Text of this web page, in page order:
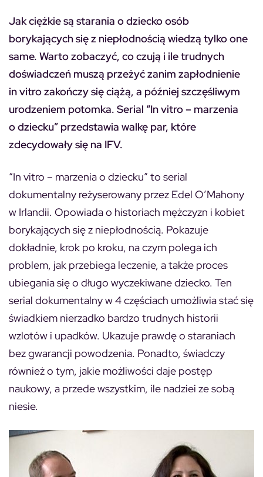
Jak ciężkie są starania o dziecko osób
borykających się z niepłodnością wiedzą tylko one
same. Warto zobaczyć, co czują i ile trudnych
doświadczeń muszą przeżyć zanim zapłodnienie
in vitro zakończy się ciążą, a później szczęśliwym
urodzeniem potomka. Serial “In vitro – marzenia
o dziecku” przedstawia walkę par, które
zdecydowały się na IFV.
“In vitro – marzenia o dziecku” to serial
dokumentalny reżyserowany przez Edel O’Mahony
w Irlandii. Opowiada o historiach mężczyzn i kobiet
borykających się z niepłodnością. Pokazuje
dokładnie, krok po kroku, na czym polega ich
problem, jak przebiega leczenie, a także proces
ubiegania się o długo wyczekiwane dziecko. Ten
serial dokumentalny w 4 częściach umożliwia stać się
świadkiem nierzadko bardzo trudnych historii
wzlotów i upadków. Ukazuje prawdę o staraniach
bez gwarancji powodzenia. Ponadto, świadczy
również o tym, jakie możliwości daje postęp
naukowy, a przede wszystkim, ile nadziei ze sobą
niesie.